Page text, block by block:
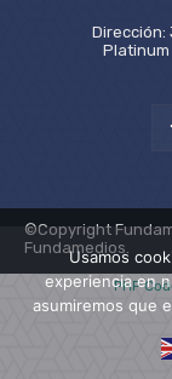
Dirección:
Platinum
©Copyright
Fundamedios.
PHP
Usamos
experiencia en
asumiremos que